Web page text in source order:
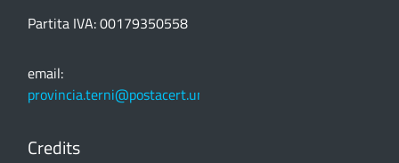
Partita IVA: 00179350558
email:
provincia.terni@postacert.umbria.it
Credits